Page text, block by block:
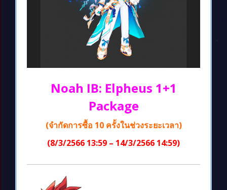
Noah IB: Elpheus 1+1
Package
(จำกัดการซื้อ 10 ครั้งในช่วงระยะเวลา)
(8/3/2566 13:59 – 14/3/2566 14:59)